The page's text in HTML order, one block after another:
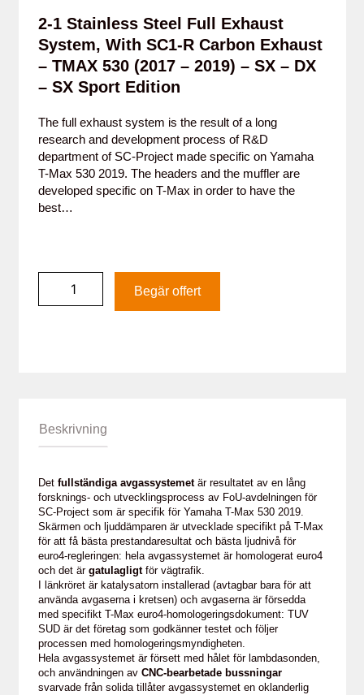
2-1 Stainless Steel Full Exhaust
System, With SC1-R Carbon Exhaust
– TMAX 530 (2017 – 2019) – SX – DX
– SX Sport Edition
The full exhaust system is the result of a long
research and development process of R&D
department of SC-Project made specific on Yamaha
T-Max 530 2019. The headers and the muffler are
developed specific on T-Max in order to have the
best…
Begär offert
Beskrivning
Det fullständiga avgassystemetär resultatet av en lång
forsknings- och utvecklingsprocess av FoU-avdelningen för
SC-Project som är specifik för Yamaha T-Max 530 2019.
Skärmen och ljuddämparen är utvecklade specifikt på T-Max
för att få bästa prestandaresultat och bästa ljudnivå för
euro4-regleringen: hela avgassystemet är homologerat euro4
och det är gatulagligtför vägtrafik.
I länkröret är katalysatorn installerad (avtagbar bara för att
använda avgaserna i kretsen) och avgaserna är försedda
med specifikt T-Max euro4-homologeringsdokument: TUV
SUD är det företag som godkänner testet och följer
processen med homologeringsmyndigheten.
Hela avgassystemet är försett med hålet för lambdasonden,
och användningen av CNC-bearbetade bussningar
svarvade från solida tillåter avgassystemet en oklanderlig